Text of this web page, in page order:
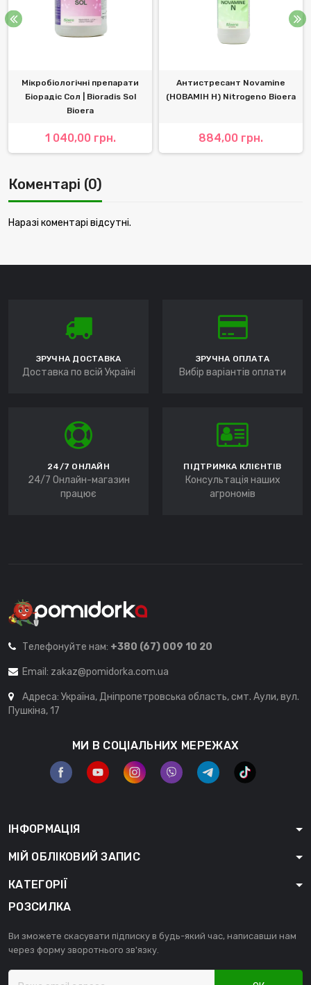
Мікробіологічні препарати
Біорадіс Сол | Bioradis Sol
Bioera
1 040,00 грн.
Антистресант Novamine
(НОВАМІН Н) Nitrogeno Bioera
884,00 грн.
Коментарі (0)
Наразі коментарі відсутні.
ЗРУЧНА ДОСТАВКА
Доставка по всій Україні
ЗРУЧНА ОПЛАТА
Вибір варіантів оплати
24/7 ОНЛАЙН
24/7 Онлайн-магазин
працює
ПІДТРИМКА КЛІЄНТІВ
Консультація наших
агрономів
Телефонуйте нам: +380 (67) 009 10 20
Email: zakaz@pomidorka.com.ua
Адреса: Україна, Дніпропетровська область, смт. Аули, вул.
Пушкіна, 17
МИ В СОЦІАЛЬНИХ МЕРЕЖАХ
ІНФОРМАЦІЯ
МІЙ ОБЛІКОВИЙ ЗАПИС
КАТЕГОРІЇ
РОЗСИЛКА
Ви зможете скасувати підписку в будь-який час, написавши нам
через форму зворотнього зв'язку.